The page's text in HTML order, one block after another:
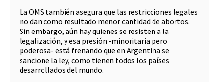
La OMS también asegura que las restricciones legales
no dan como resultado menor cantidad de abortos.
Sin embargo, aún hay quienes se resisten a la
legalización, y esa presión -minoritaria pero
poderosa- está frenando que en Argentina se
sancione la ley, como tienen todos los países
desarrollados del mundo.